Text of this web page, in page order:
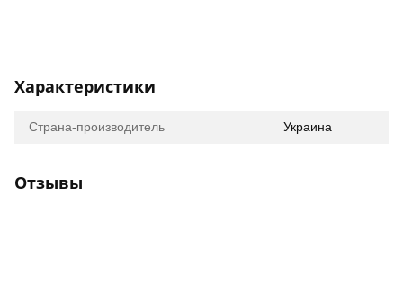
Характеристики
Страна-производитель Украина
Отзывы